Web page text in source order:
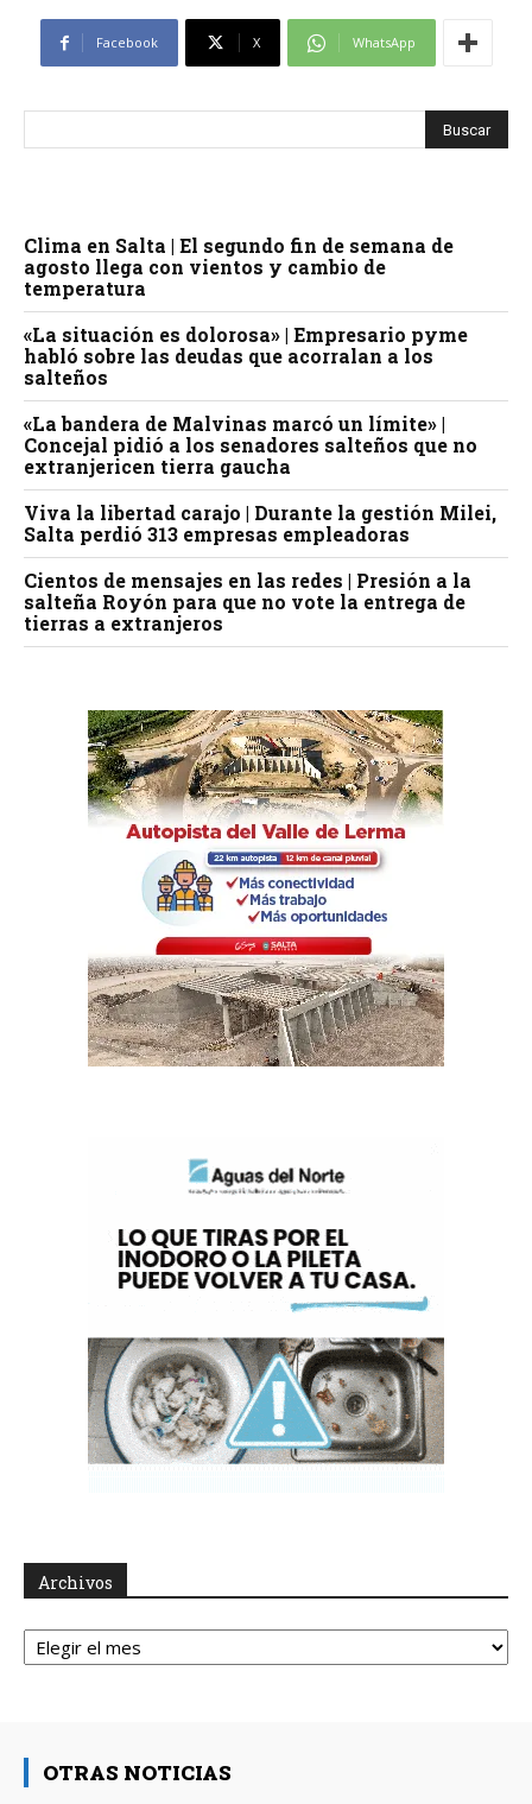
Facebook X WhatsApp
Clima en Salta | El segundo fin de semana de
agosto llega con vientos y cambio de
temperatura
«La situación es dolorosa» | Empresario pyme
habló sobre las deudas que acorralan a los
salteños
«La bandera de Malvinas marcó un límite» |
Concejal pidió a los senadores salteños que no
extranjericen tierra gaucha
Viva la libertad carajo | Durante la gestión Milei,
Salta perdió 313 empresas empleadoras
Cientos de mensajes en las redes | Presión a la
salteña Royón para que no vote la entrega de
tierras a extranjeros
Archivos
Archivos
OTRAS NOTICIAS